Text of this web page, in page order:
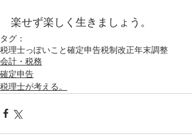
楽せず楽しく生きましょう。
タグ：
税理士っぽいこと確定申告税制改正年末調整
会計・税務
確定申告
税理士が考える。